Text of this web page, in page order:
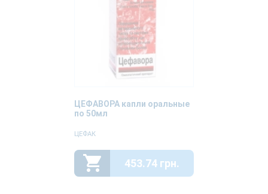
ЦЕФАВОРА капли оральные
по 50мл
ЦЕФАК
453.74 грн.